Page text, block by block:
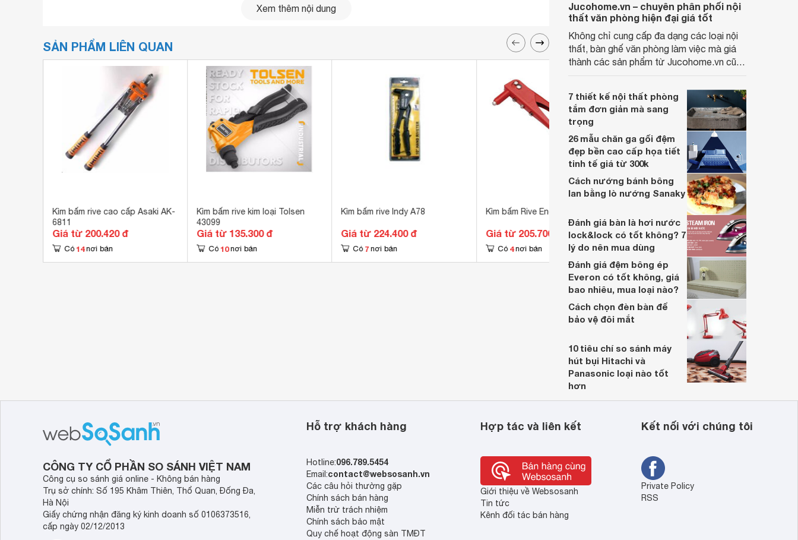
Xem thêm nội dung
SẢN PHẨM LIÊN QUAN
Kìm bấm rive cao cấp Asaki AK-
6811
Giá từ 200.420 đ
Có 14 nơi bán
Kìm bấm rive kim loại Tolsen
43099
Giá từ 135.300 đ
Có 10 nơi bán
Kìm bấm rive Indy A78
Giá từ 224.400 đ
Có 7 nơi bán
Kìm bấm Rive Endura E7922, 10"
Giá từ 205.700 đ
Có 4 nơi bán
Kìm bấm Tolsen 10056
Giá từ 120.000 đ
Có 9
Jucohome.vn – chuyên phân phối nội
thất văn phòng hiện đại giá tốt
Không chỉ cung cấp đa dạng các loại nội
thất, bàn ghế văn phòng làm việc mà giá
thành các sản phẩm từ Jucohome.vn cũng
7 thiết kế nội thất phòng
tắm đơn giản mà sang
trọng
26 mẫu chăn ga gối đệm
đẹp bền cao cấp họa tiết
tinh tế giá từ 300k
Cách nướng bánh bông
lan bằng lò nướng Sanaky
Đánh giá bàn là hơi nước
lock&lock có tốt không? 7
lý do nên mua dùng
Đánh giá đệm bông ép
Everon có tốt không, giá
bao nhiêu, mua loại nào?
Cách chọn đèn bàn để
bảo vệ đôi mắt
10 tiêu chí so sánh máy
hút bụi Hitachi và
Panasonic loại nào tốt
hơn
CÔNG TY CỔ PHẦN SO SÁNH VIỆT NAM
Công cụ so sánh giá online - Không bán hàng
Trụ sở chính: Số 195 Khâm Thiên, Thổ Quan, Đống Đa,
Hà Nội
Giấy chứng nhận đăng ký kinh doanh số 0106373516,
cấp ngày 02/12/2013
Hỗ trợ khách hàng
Hotline:096.789.5454
Email:contact@websosanh.vn
Các câu hỏi thường gặp
Chính sách bán hàng
Miễn trừ trách nhiệm
Chính sách bảo mật
Quy chế hoạt động sàn TMĐT
Hợp tác và liên kết
Giới thiệu về Websosanh
Tin tức
Kênh đối tác bán hàng
Kết nối với chúng tôi
Private Policy
RSS